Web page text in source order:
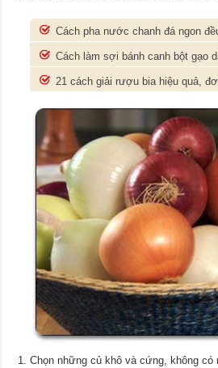
Cách pha nước chanh đá ngon
Cách làm sợi bánh canh bột gạo
21 cách giải rượu bia hiệu quả,
1. Chọn những củ khô và cứng, không có